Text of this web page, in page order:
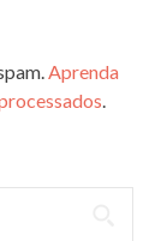
Aprenda